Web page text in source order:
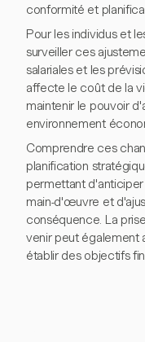
conformité et
Pour les individus et
surveiller ces
salariales et les
affecte le coût de la
maintenir le pouvoir
environnement
Comprendre ces
planification
permettant
main-d'œuvre et
conséquence. La
venir peut également
établir des objectifs